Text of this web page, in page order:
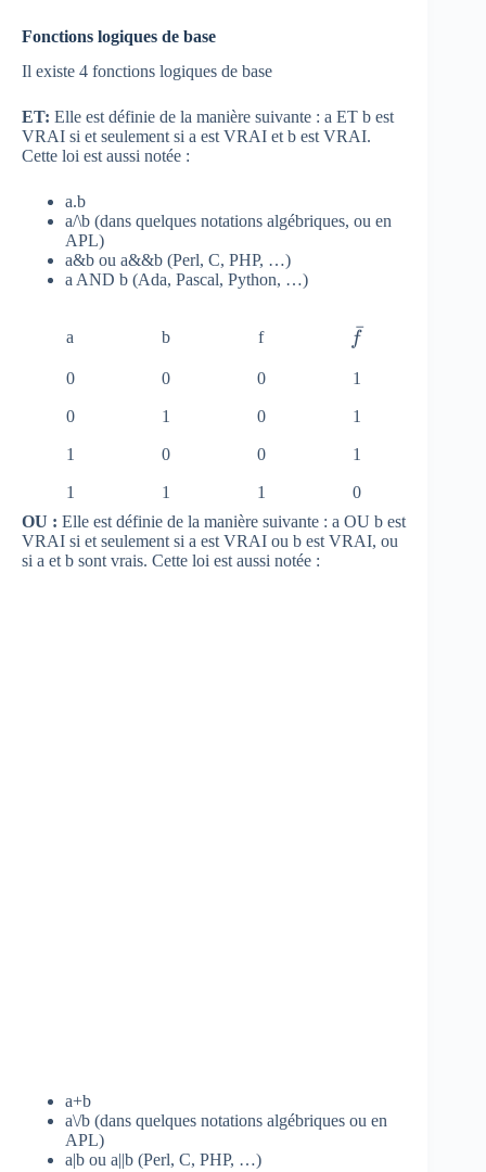
Fonctions logiques de base
Il existe 4 fonctions logiques de base
ET: Elle est définie de la manière suivante : a ET b est
VRAI si et seulement si a est VRAI et b est VRAI.
Cette loi est aussi notée :
a.b
a/\b (dans quelques notations algébriques, ou en
APL)
a&b ou a&&b (Perl, C, PHP, …)
a AND b (Ada, Pascal, Python, …)
a b f
\
a
r
f
}
fˉ
0 0 0 1
0 1 0 1
1 0 0 1
1 1 1
0
OU : Elle est définie de la manière suivante : a OU b est
VRAI si et seulement si a est VRAI ou b est VRAI, ou
si a et b sont vrais. Cette loi est aussi notée :
a+b
a\/b (dans quelques notations algébriques ou en
APL)
a|b ou a||b (Perl, C, PHP, …)